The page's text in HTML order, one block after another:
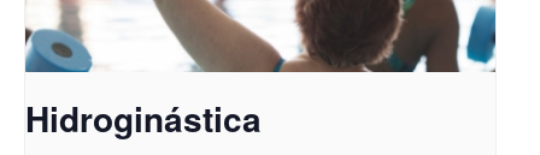
Hidroginástica